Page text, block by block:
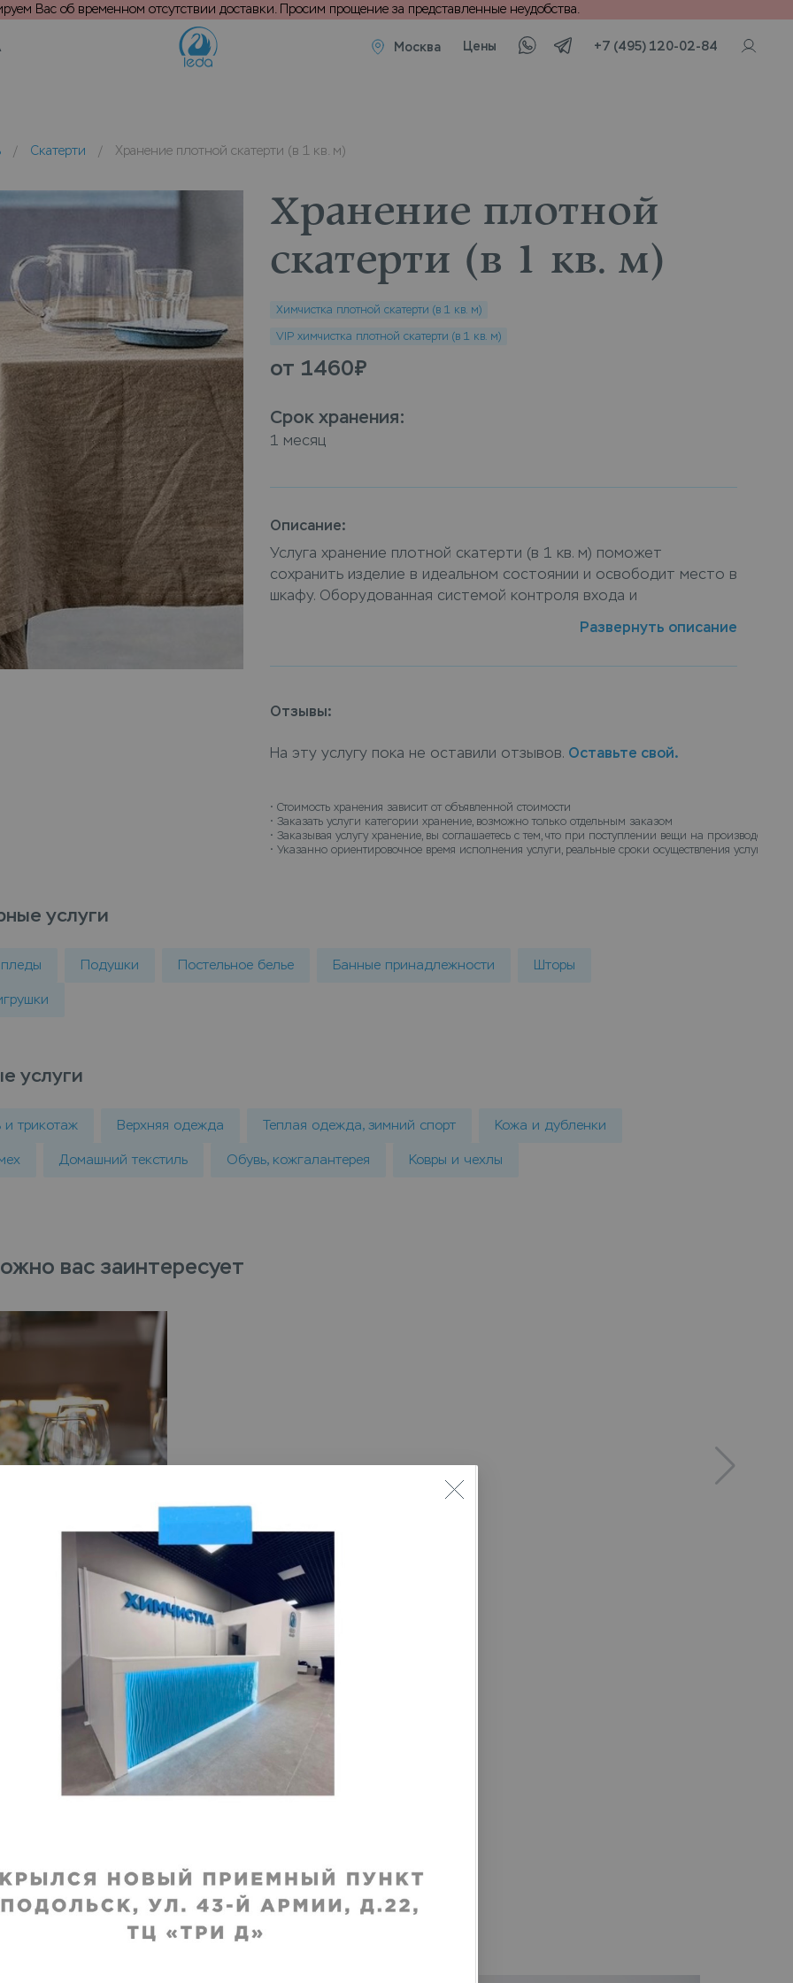
Вас об временном отсутствии доставки. Просим прощение за представленные неудобства.
Москва Цены +7 (495) 120-02-84
/ Скатерти / Хранение плотной скатерти (в 1 кв. м)
Хранение плотной
скатерти (в 1 кв. м)
Химчистка плотной скатерти (в 1 кв. м)
VIP химчистка плотной скатерти (в 1 кв. м)
от 1460₽
Срок хранения:
1 месяц
Описание:
Услуга хранение плотной скатерти (в 1 кв. м) поможет
сохранить изделие в идеальном состоянии и освободит место в
шкафу. Оборудованная системой контроля входа и
безопасность вещей. Сдать скатерть плотная (в 1 кв. м) на
курьер заберет вещи, а по окончанию срока хранения доставит
Развернуть описание
Отзывы:
На эту услугу пока не оставили отзывов. Оставьте свой.
• Стоимость хранения зависит от объявленной стоимости
• Заказать услуги категории хранение, возможно только отдельным заказом
• Заказывая услугу хранение, вы соглашаетесь с тем, что при поступлении вещи на
• Указанно ориентировочное время исполнения услуги, реальные сроки осуществления услуги
услуги
Подушки Постельное белье Банные принадлежности Шторы
услуги
и трикотаж Верхняя одежда Теплая одежда, зимний спорт Кожа и дубленки
Домашний текстиль Обувь, кожгалантерея Ковры и чехлы
вас заинтересует
тонкой
(в 1 кв. м)